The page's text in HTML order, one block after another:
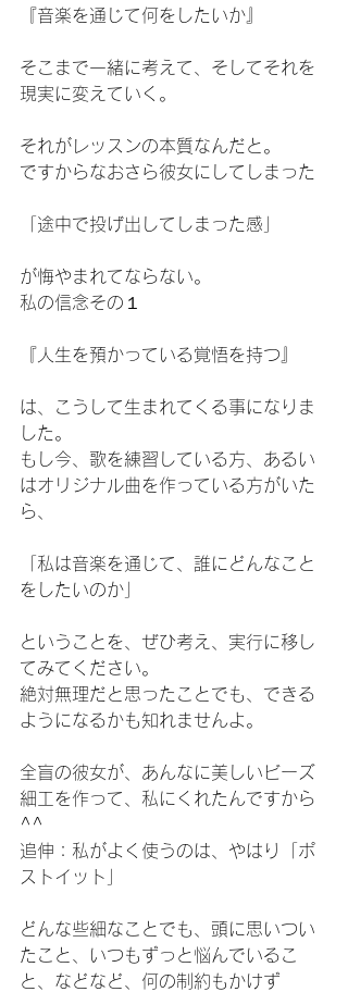
『音楽を通じて何をしたいか』
そこまで一緒に考えて、そしてそれを
現実に変えていく。
それがレッスンの本質なんだと。
ですからなおさら彼女にしてしまった
「途中で投げ出してしまった感」
が悔やまれてならない。
私の信念その１
『人生を預かっている覚悟を持つ』
は、こうして生まれてくる事になりま
した。
もし今、歌を練習している方、あるい
はオリジナル曲を作っている方がいた
ら、
「私は音楽を通じて、誰にどんなこと
をしたいのか」
ということを、ぜひ考え、実行に移し
てみてください。
絶対無理だと思ったことでも、できる
ようになるかも知れませんよ。
全盲の彼女が、あんなに美しいビーズ
細工を作って、私にくれたんですから
^^
追伸：私がよく使うのは、やはり「ポ
ストイット」
どんな些細なことでも、頭に思いつい
たこと、いつもずっと悩んでいるこ
と、などなど、何の制約もかけず